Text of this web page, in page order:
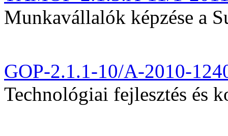
Munkavállalók képzése a
GOP-2.1.1-10/A-2010-
Technológiai fejlesztés és